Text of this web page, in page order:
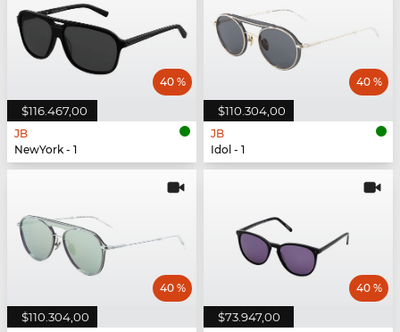
$116.467,00
40 %
JB
NewYork - 1
$110.304,00
40 %
JB
Idol - 1
$110.304,00
40 %
$73.947,00
40 %